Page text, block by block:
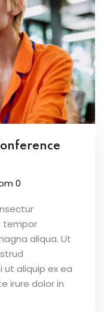
0
tempor
aliqua. Ut
ut aliquip ex ea
irure dolor in